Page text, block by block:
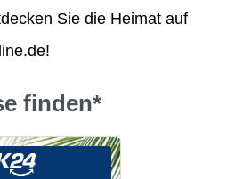
Sie die Heimat auf
finden*